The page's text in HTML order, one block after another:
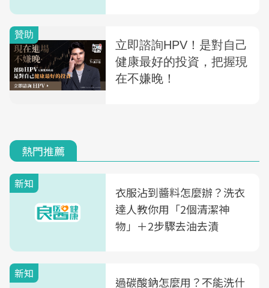
熱門推薦
新知
衣服沾到醬料怎麼辦？洗衣
達人教你用「2個清潔神
物」＋2步驟去油去漬
新知
過碳酸鈉怎麼用？不能洗什